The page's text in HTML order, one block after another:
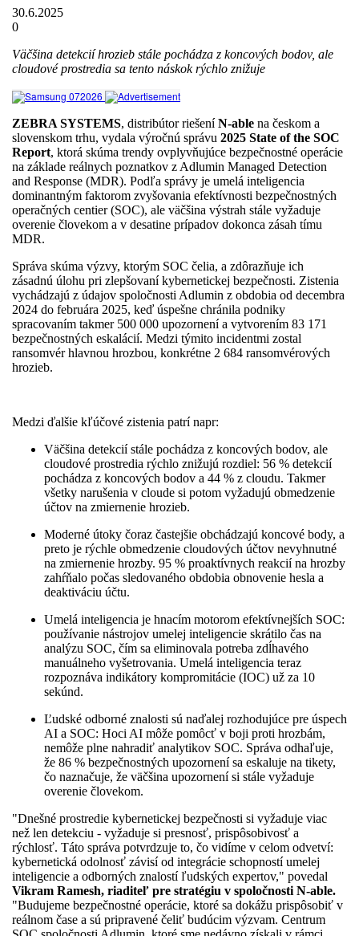
30.6.2025
0
Väčšina detekcií hrozieb stále pochádza z koncových bodov, ale
cloudové prostredia sa tento náskok rýchlo znižuje
ZEBRA SYSTEMS, distribútor riešeníN-able na českom a
slovenskom trhu, vydala výročnú správu 2025 State of the SOC
Report, ktorá skúma trendy ovplyvňujúce bezpečnostné operácie
na základe reálnych poznatkov z Adlumin Managed Detection
and Response (MDR). Podľa správy je umelá inteligencia
dominantným faktorom zvyšovania efektívnosti bezpečnostných
operačných centier (SOC), ale väčšina výstrah stále vyžaduje
overenie človekom a v desatine prípadov dokonca zásah tímu
MDR.
Správa skúma výzvy, ktorým SOC čelia, a zdôrazňuje ich
zásadnú úlohu pri zlepšovaní kybernetickej bezpečnosti. Zistenia
vychádzajú z údajov spoločnosti Adlumin z obdobia od decembra
2024 do februára 2025, keď úspešne chránila podniky
spracovaním takmer 500 000 upozornení a vytvorením 83 171
bezpečnostných eskalácií. Medzi týmito incidentmi zostal
ransomvér hlavnou hrozbou, konkrétne 2 684 ransomvérových
hrozieb.
Medzi ďalšie kľúčové zistenia patrí napr:
Väčšina detekcií stále pochádza z koncových bodov, ale
cloudové prostredia rýchlo znižujú rozdiel: 56 % detekcií
pochádza z koncových bodov a 44 % z cloudu. Takmer
všetky narušenia v cloude si potom vyžadujú obmedzenie
účtov na zmiernenie hrozieb.
Moderné útoky čoraz častejšie obchádzajú koncové body, a
preto je rýchle obmedzenie cloudových účtov nevyhnutné
na zmiernenie hrozby. 95 % proaktívnych reakcií na hrozby
zahŕňalo počas sledovaného obdobia obnovenie hesla a
deaktiváciu účtu.
Umelá inteligencia je hnacím motorom efektívnejších SOC:
používanie nástrojov umelej inteligencie skrátilo čas na
analýzu SOC, čím sa eliminovala potreba zdĺhavého
manuálneho vyšetrovania. Umelá inteligencia teraz
rozpoznáva indikátory kompromitácie (IOC) už za 10
sekúnd.
Ľudské odborné znalosti sú naďalej rozhodujúce pre úspech
AI a SOC: Hoci AI môže pomôcť v boji proti hrozbám,
nemôže plne nahradiť analytikov SOC. Správa odhaľuje,
že 86 % bezpečnostných upozornení sa eskaluje na tikety,
čo naznačuje, že väčšina upozornení si stále vyžaduje
overenie človekom.
"Dnešné prostredie kybernetickej bezpečnosti si vyžaduje viac
než len detekciu - vyžaduje si presnosť, prispôsobivosť a
rýchlosť. Táto správa potvrdzuje to, čo vidíme v celom odvetví:
kybernetická odolnosť závisí od integrácie schopností umelej
inteligencie a odborných znalostí ľudských expertov," povedal
Vikram Ramesh, riaditeľ pre stratégiu v spoločnosti N-able.
"Budujeme bezpečnostné operácie, ktoré sa dokážu prispôsobiť v
reálnom čase a sú pripravené čeliť budúcim výzvam. Centrum